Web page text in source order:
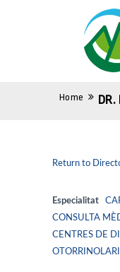
Home DR.
Return to
Especialitat
CONSULTA
CENTRES DE